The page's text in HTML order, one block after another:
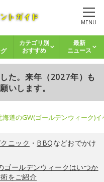
MENU
カテゴリ別
おすすめ
最新
ニュース
た。来年（2027年）も
いします。
海道のGW(ゴールデンウィーク)
ニック ・ BBQなどおでかけ
ゴールデンウィークはいつか
をご紹介